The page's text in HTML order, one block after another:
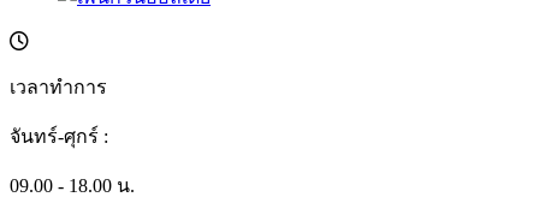
เวลาทำการ
จันทร์-ศุกร์ :
09.00 - 18.00 น.